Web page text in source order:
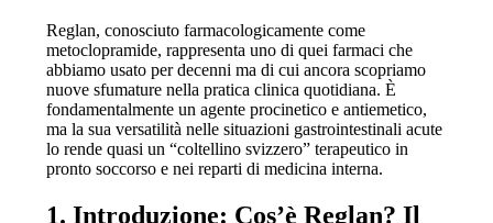
Reglan, conosciuto farmacologicamente come
metoclopramide, rappresenta uno di quei farmaci che
abbiamo usato per decenni ma di cui ancora scopriamo
nuove sfumature nella pratica clinica quotidiana. È
fondamentalmente un agente procinetico e antiemetico,
ma la sua versatilità nelle situazioni gastrointestinali acute
lo rende quasi un “coltellino svizzero” terapeutico in
pronto soccorso e nei reparti di medicina interna.
1. Introduzione: Cos’è Reglan? Il